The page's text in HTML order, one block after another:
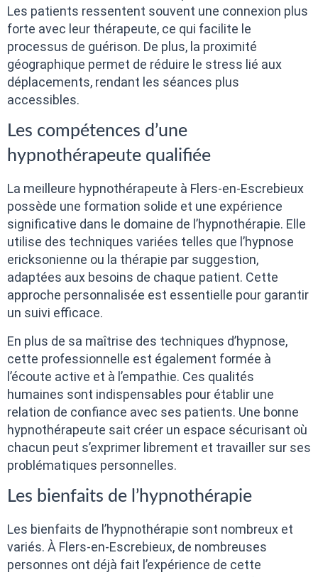
Les patients ressentent souvent une connexion plus
forte avec leur thérapeute, ce qui facilite le
processus de guérison. De plus, la proximité
géographique permet de réduire le stress lié aux
déplacements, rendant les séances plus
accessibles.
Les compétences d’une
hypnothérapeute qualifiée
La meilleure hypnothérapeute à Flers-en-Escrebieux
possède une formation solide et une expérience
significative dans le domaine de l’hypnothérapie. Elle
utilise des techniques variées telles que l’hypnose
ericksonienne ou la thérapie par suggestion,
adaptées aux besoins de chaque patient. Cette
approche personnalisée est essentielle pour garantir
un suivi efficace.
En plus de sa maîtrise des techniques d’hypnose,
cette professionnelle est également formée à
l’écoute active et à l’empathie. Ces qualités
humaines sont indispensables pour établir une
relation de confiance avec ses patients. Une bonne
hypnothérapeute sait créer un espace sécurisant où
chacun peut s’exprimer librement et travailler sur ses
problématiques personnelles.
Les bienfaits de l’hypnothérapie
Les bienfaits de l’hypnothérapie sont nombreux et
variés. À Flers-en-Escrebieux, de nombreuses
personnes ont déjà fait l’expérience de cette